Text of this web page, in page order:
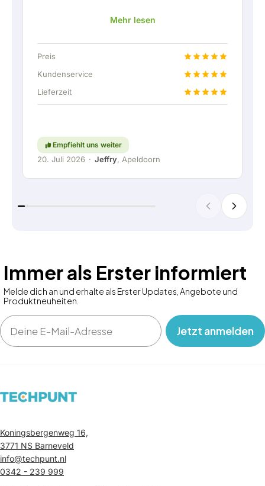
Kunde sehr angenehm. Rico hat mich stets gut
und hat sich prima mit eingebracht. Nach der
Lieferabsprache wurde sogar ein kostenloser
Festanschluss angeboten, um die Heimbatterie
können. Natürlich absolut top. Kurzum: ein sehr
großgeschrieben werden. Weiter so!
Mehr lesen
Preis
Kundenservice
Lieferzeit
Empfiehlt uns weiter
20. Juli 2026 · Jeffry, Apeldoorn
Immer als Erster informiert
Melde dich an und erhalte als Erster Updates, Angebote und
Produktneuheiten.
Email
‎ ‎ ‎ Jetzt anmelden‎ ‎ ‎ ‎
Koningsbergenweg 16,
3771 NS Barneveld
info@techpunt.nl
0342 - 239 999